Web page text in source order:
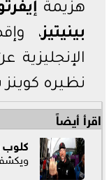
هزيمة
بينيتيز،
الإنجليزية
نظيره كوينز
اقرأ أيضاً
كلوب